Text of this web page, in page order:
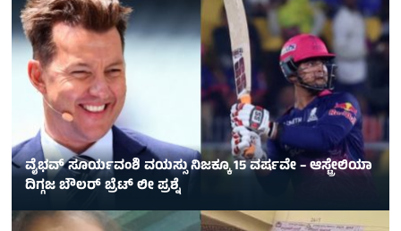
ವೈಭವ್ ಸೂರ್ಯವಂಶಿ ವಯಸ್ಸು ನಿಜಕ್ಕೂ 15 ವರ್ಷವೇ – ಆಸ್ಟ್ರೇಲಿಯಾ
ದಿಗ್ಗಜ ಬೌಲರ್ ಬ್ರೆಟ್ ಲೀ ಪ್ರಶ್ನೆ